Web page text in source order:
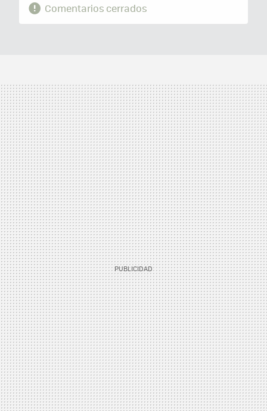
Comentarios cerrados